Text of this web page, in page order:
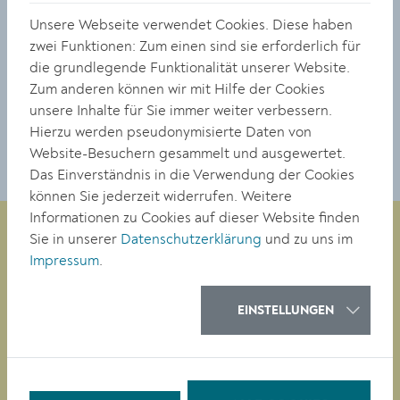
© Stadt Krems
DOWNLOAD
Unsere Webseite verwendet Cookies. Diese haben
zwei Funktionen: Zum einen sind sie erforderlich für
die grundlegende Funktionalität unserer Website.
Zum anderen können wir mit Hilfe der Cookies
unsere Inhalte für Sie immer weiter verbessern.
Hierzu werden pseudonymisierte Daten von
Website-Besuchern gesammelt und ausgewertet.
Das Einverständnis in die Verwendung der Cookies
können Sie jederzeit widerrufen. Weitere
Informationen zu Cookies auf dieser Website finden
Sie in unserer Datenschutzerklärung und zu uns im
Impressum.
EINSTELLUNGEN